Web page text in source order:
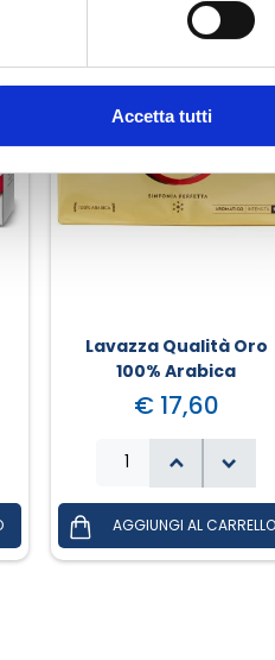
Accetta tutti
Lavazza Qualità Oro
100% Arabica
€ 17,60